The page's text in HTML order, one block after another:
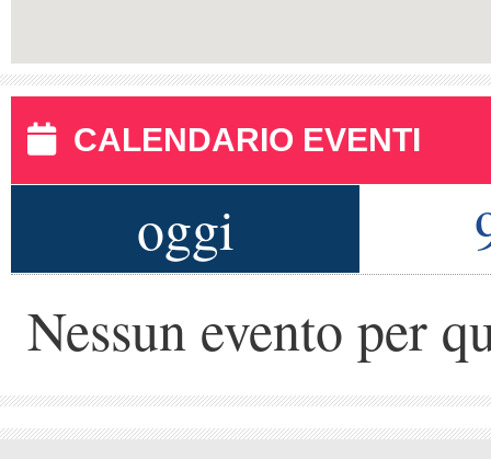
CALENDARIO EVENTI
oggi
Nessun evento per